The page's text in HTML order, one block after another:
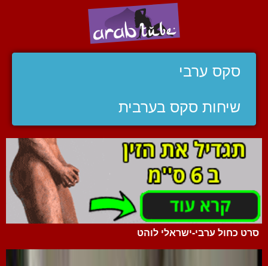
סקס ערבי
שיחות סקס בערבית
סרט כחול ערבי-ישראלי לוהט